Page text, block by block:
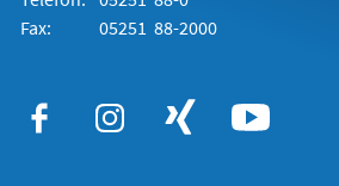
Fax:
05251 88-2000